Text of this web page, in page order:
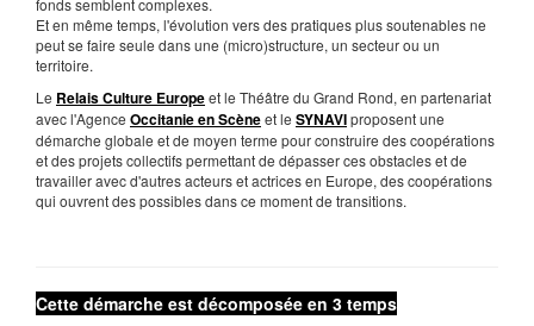
fonds semblent complexes.
Et en même temps, l'évolution vers des pratiques plus soutenables ne
peut se faire seule dans une (micro)structure, un secteur ou un
territoire.
Le Relais Culture Europeet le Théâtre du Grand Rond, en partenariat
avec l'Agence Occitanie en Scèneet le SYNAVIproposent une
démarche globale et de moyen terme pour construire des coopérations
et des projets collectifs permettant de dépasser ces obstacles et de
travailler avec d'autres acteurs et actrices en Europe, des coopérations
qui ouvrent des possibles dans ce moment de transitions.
Cette démarche est décomposée en 3 temps